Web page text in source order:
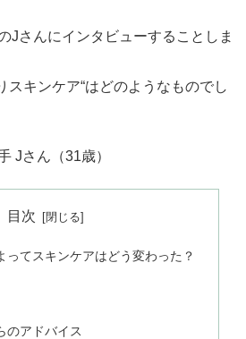
Jさんにインタビューすることしま
スキンケア“はどのようなものでし
Jさん（31歳）
目次
ってスキンケアはどう変わった？
のアドバイス